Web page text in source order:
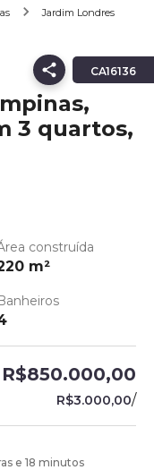
Jardim Londres
CA16136
3 quartos,
construída
m²
R$850.000,00
R$3.000,00/
e 18 minutos